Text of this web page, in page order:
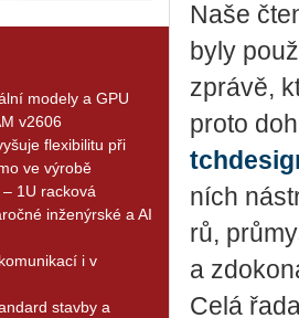
modely a GPU
v2606
flexibilitu při
ve výrobě
1U racková
inženýrské a AI
i v
stavby a
Naše
byly
zprá­vě,
proto
ních
rů,
a
Celá